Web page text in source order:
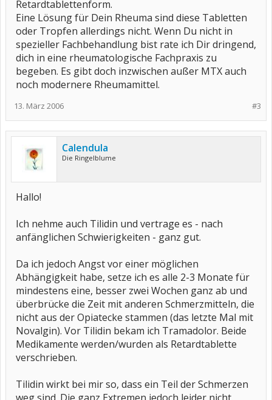
Retardtablettenform.
Eine Lösung für Dein Rheuma sind diese Tabletten
oder Tropfen allerdings nicht. Wenn Du nicht in
spezieller Fachbehandlung bist rate ich Dir dringend,
dich in eine rheumatologische Fachpraxis zu
begeben. Es gibt doch inzwischen außer MTX auch
noch modernere Rheumamittel.
#3
13. März 2006
Calendula
Die Ringelblume
Hallo!
Ich nehme auch Tilidin und vertrage es - nach
anfänglichen Schwierigkeiten - ganz gut.
Da ich jedoch Angst vor einer möglichen
Abhängigkeit habe, setze ich es alle 2-3 Monate für
mindestens eine, besser zwei Wochen ganz ab und
überbrücke die Zeit mit anderen Schmerzmitteln, die
nicht aus der Opiatecke stammen (das letzte Mal mit
Novalgin). Vor Tilidin bekam ich Tramadolor. Beide
Medikamente werden/wurden als Retardtablette
verschrieben.
Tilidin wirkt bei mir so, dass ein Teil der Schmerzen